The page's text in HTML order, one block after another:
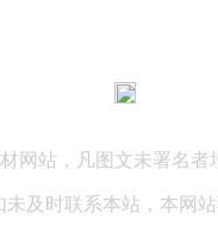
站，凡图文未署名者
及时联系本站，本网站